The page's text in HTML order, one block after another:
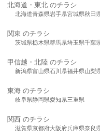
北海道・東北 のチラシ
北海道青森県岩手県宮城県秋田
関東 のチラシ
茨城県栃木県群馬県埼玉県千葉
甲信越・北陸 のチラシ
新潟県富山県石川県福井県山梨
東海 のチラシ
岐阜県静岡県愛知県三重県
関西 のチラシ
滋賀県京都府大阪府兵庫県奈良